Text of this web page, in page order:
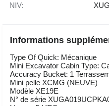
NIV:
Informations
Type Of Quick: Mécanique
Mini Excavator Cabin Type:
Accuracy Bucket: 1
Mini pelle XCMG (NEUVE)
Modèle XE19E
N° de série